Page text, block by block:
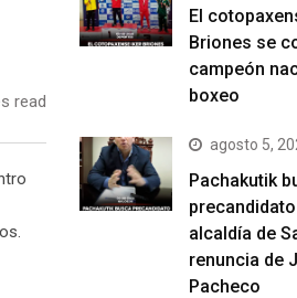
read
El
Briones se
campeón
boxeo
agosto 5,
Pachakutik
alcaldía de
renuncia de
Pacheco